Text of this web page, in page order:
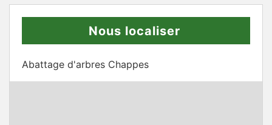
Nous localiser
Abattage d'arbres Chappes